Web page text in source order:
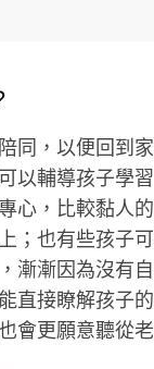
同，以便回到
以輔導孩子學
心，比較黏人
；也有些孩子
漸漸因為沒有
直接瞭解孩子
會更願意聽從